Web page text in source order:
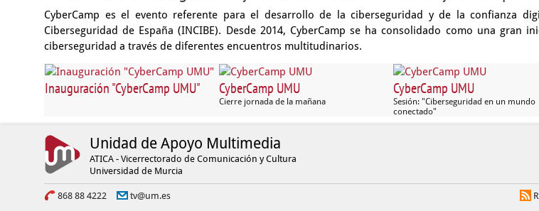
CyberCamp es el evento referente para el desarrollo de la ciberseguridad y de la confianza
Ciberseguridad de España (INCIBE). Desde 2014, CyberCamp se ha consolidado como una
ciberseguridad a través de diferentes encuentros multitudinarios.
Inauguración "CyberCamp UMU" CyberCamp UMU
Cierre jornada de la mañana
CyberCamp UMU
Sesión: "Ciberseguridad en un mundo
conectado"
Unidad de Apoyo Multimedia
ATICA - Vicerrectorado de Comunicación y Cultura
Universidad de Murcia
868 88 4222 tv@um.es